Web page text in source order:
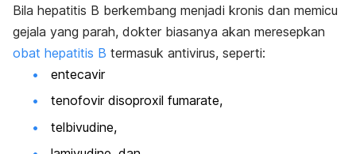
Bila hepatitis B berkembang menjadi kronis dan memicu
gejala yang parah, dokter biasanya akan meresepkan
obat hepatitis B termasuk antivirus, seperti:
entecavir
tenofovir disoproxil fumarate,
telbivudine,